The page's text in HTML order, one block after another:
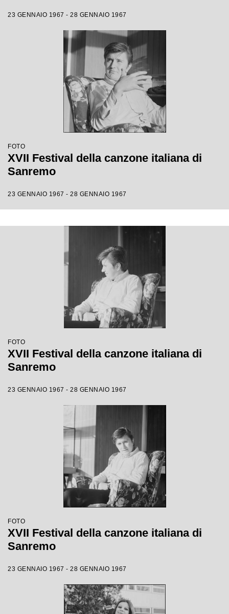
23 GENNAIO 1967 - 28 GENNAIO 1967
FOTO
XVII Festival della canzone italiana di
Sanremo
23 GENNAIO 1967 - 28 GENNAIO 1967
FOTO
XVII Festival della canzone italiana di
Sanremo
23 GENNAIO 1967 - 28 GENNAIO 1967
FOTO
XVII Festival della canzone italiana di
Sanremo
23 GENNAIO 1967 - 28 GENNAIO 1967